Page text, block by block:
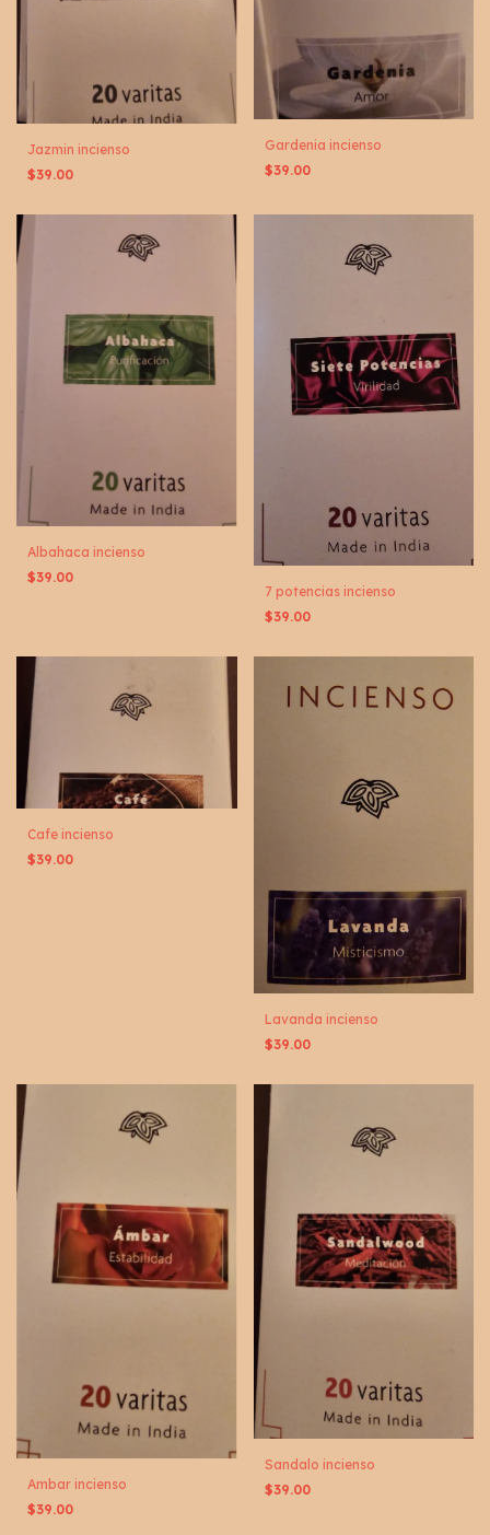
Jazmin incienso
$39.00
Gardenia incienso
$39.00
Albahaca incienso
$39.00
7 potencias incienso
$39.00
Cafe incienso
$39.00
Lavanda incienso
$39.00
Ambar incienso
$39.00
Sandalo incienso
$39.00